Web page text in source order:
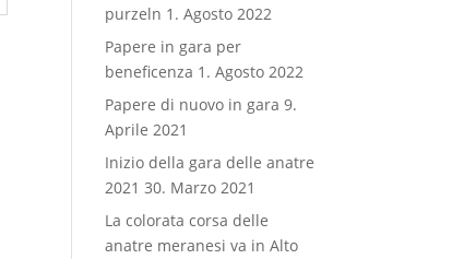
purzeln 1. Agosto 2022
Papere in gara per
beneficenza 1. Agosto 2022
Papere di nuovo in gara 9.
Aprile 2021
Inizio della gara delle anatre
2021 30. Marzo 2021
La colorata corsa delle
anatre meranesi va in Alto